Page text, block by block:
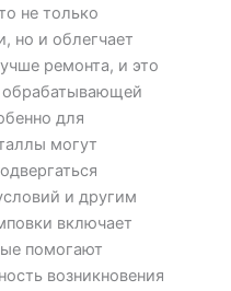
не только
но и облегчает
ремонта, и это
для
могут
и другим
включает
помогают
возникновения